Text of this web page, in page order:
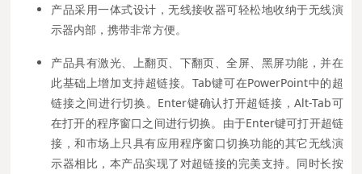
产品采用一体式设计，无线接收器可轻松地收纳于无线演
示器内部，携带非常方便。
产品具有激光、上翻页、下翻页、全屏、黑屏功能，并在
此基础上增加支持超链接。Tab键可在PowerPoint中的超
链接之间进行切换。Enter键确认打开超链接，Alt-Tab可
在打开的程序窗口之间进行切换。由于Enter键可打开超链
接，和市场上只具有应用程序窗口切换功能的其它无线演
示器相比，本产品实现了对超链接的完美支持。同时长按